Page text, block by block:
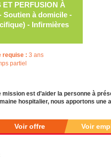
ET PERFUSION À
Soutien à domicile -
- Infirmières
requise : 3 ans
partiel
est d’aider la personne à
hospitalier, nous apportons une
Voir offre Voir